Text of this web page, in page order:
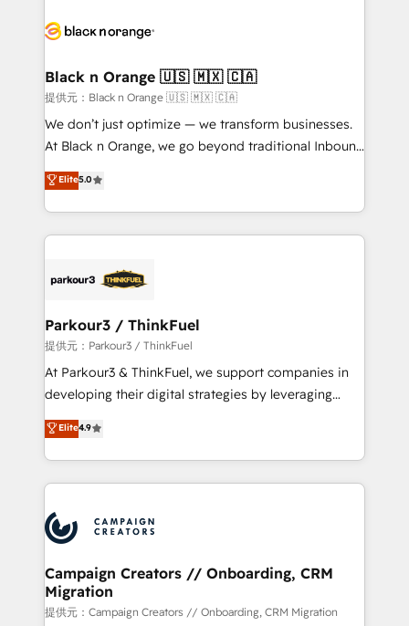
embark on a transformational journey that sets your
business up for long-term success. Unlock your
business. If not now, when?
référencement, votre stratégie digitale et le pilotage
projet HubSpot avec DIGITALISIM : 🧽 Nettoyage,
migration et intégration des bases de données. 🚀
Développement des interfaces avec vos logiciels
métiers ⚙️ Configuration de la plateforme HubSpot
Book Process & Guidelines utilisateurs 🎓
Formations des utilisateurs
Black n Orange 🇺🇸 🇲🇽 🇨🇦
提供元：Black n Orange 🇺🇸 🇲🇽 🇨🇦
We don’t just optimize — we transform businesses.
At Black n Orange, we go beyond traditional Inbound
Marketing with our exclusive methodologies:
BOOMS and BOOST. Together, they form a powerful
combination that has driven success for over 800
businesses worldwide. As Elite HubSpot Partners, we
strategies that integrate data-driven marketing,
companies scale faster and smarter. 🔹 BOOMS:
Demand generation for all your buyers With BOOMS,
you invest in 100% of your buyers, accelerating your
growth and positioning yourself as an undisputed
transformation process A methodology designed to
implement HubSpot effectively and optimize your
record of business transformation, our growth-first
approach has helped brands dominate their
Elite5.0
Parkour3 / ThinkFuel
提供元：Parkour3 / ThinkFuel
At Parkour3 & ThinkFuel, we support companies in
developing their digital strategies by leveraging
technologies and automating their marketing and
sales processes to generate growth. Our offer spans
from Strategy to Operations. We specialize in CRM
onboarding and implementation, web design, sales
extensive experience working with tech companies
and manufacturers since 2002, we are committed to
empowering our clients and developing their
autonomy. Get to grips with HubSpot through
guided implementation and seamless integration of
Elite4.9
Campaign Creators // Onboarding, CRM
Migration
提供元：Campaign Creators // Onboarding, CRM Migration